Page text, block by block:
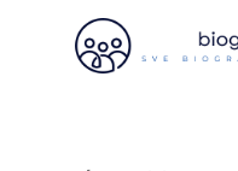
sadržaj